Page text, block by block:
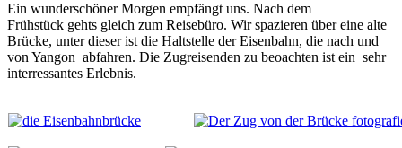
Ein wunderschöner Morgen empfängt uns. Nach dem
Frühstück gehts gleich zum Reisebüro. Wir spazieren über eine alte
Brücke, unter dieser ist die Haltstelle der Eisenbahn, die nach und
von Yangon abfahren. Die Zugreisenden zu beoachten ist ein sehr
interressantes Erlebnis.